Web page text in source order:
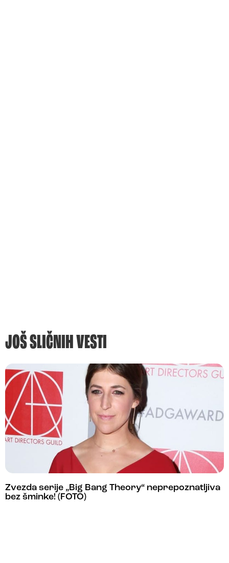
JOŠ SLIČNIH VESTI
Zvezda serije „Big Bang Theory“ neprepoznatljiva
bez šminke! (FOTO)